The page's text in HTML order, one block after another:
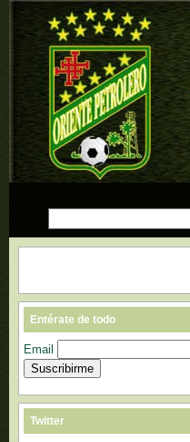
Entérate de todo
Email
Twitter